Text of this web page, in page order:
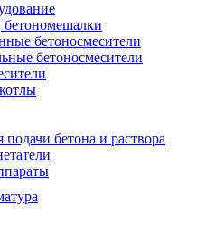
бетономешалки
бетоносмесители
бетоносмесители
бетона и раствора